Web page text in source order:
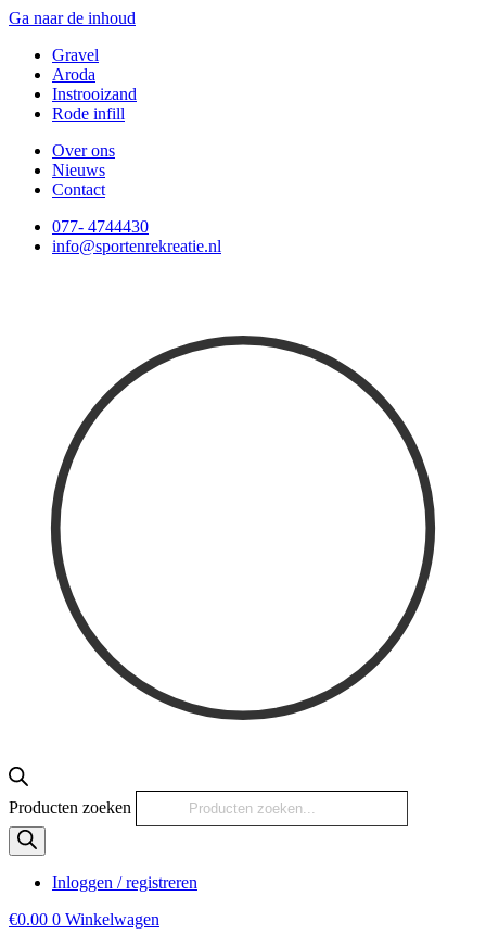
Ga naar de inhoud
Gravel
Aroda
Instrooizand
Rode infill
Over ons
Nieuws
Contact
077- 4744430
info@sportenrekreatie.nl
Producten zoeken
Inloggen / registreren
€0.00 0 Winkelwagen